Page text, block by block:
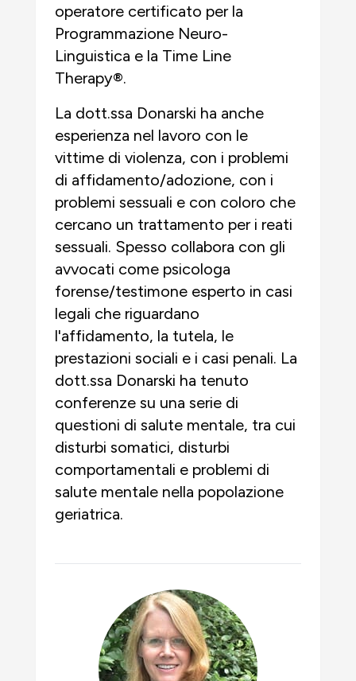
operatore certificato per la
Programmazione Neuro-
Linguistica e la Time Line
Therapy®.
La dott.ssa Donarski ha anche
esperienza nel lavoro con le
vittime di violenza, con i problemi
di affidamento/adozione, con i
problemi sessuali e con coloro che
cercano un trattamento per i reati
sessuali. Spesso collabora con gli
avvocati come psicologa
forense/testimone esperto in casi
legali che riguardano
l'affidamento, la tutela, le
prestazioni sociali e i casi penali. La
dott.ssa Donarski ha tenuto
conferenze su una serie di
questioni di salute mentale, tra cui
disturbi somatici, disturbi
comportamentali e problemi di
salute mentale nella popolazione
geriatrica.